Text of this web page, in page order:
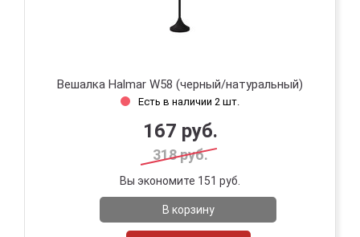
Вешалка Halmar W58 (черный/натуральный)
Есть в наличии 2 шт.
167 руб.
318 руб.
Вы экономите 151 руб.
В корзину